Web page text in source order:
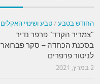
החודש בטבע / טבע ושינויי האקלים
"צמריר הקדד" פרפר נדיר
בסכנת הכחדה – סקר פברואר
לניטור פרפרים
2 במרץ, 2021